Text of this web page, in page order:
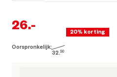
Oorspronkelijk:
32.50
26.-
Huidige
20% korting